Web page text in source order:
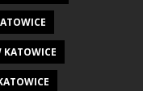
KATOWICE